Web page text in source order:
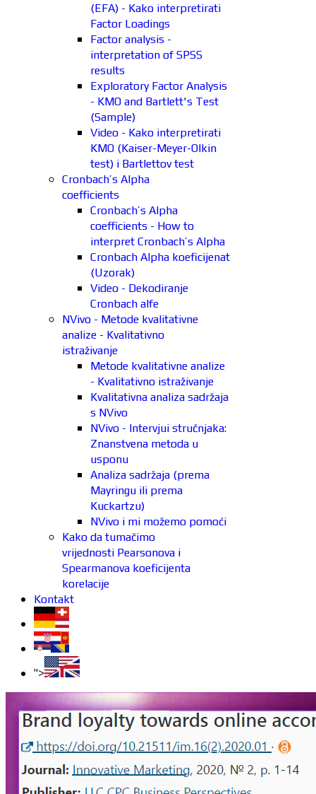
(EFA) - Kako interpretirati
Factor Loadings
Factor analysis -
interpretation of SPSS
results
Exploratory Factor Analysis
- KMO and Bartlett's Test
(Sample)
Video - Kako interpretirati
KMO (Kaiser-Meyer-Olkin
test) i Bartlettov test
Cronbach’s Alpha
coefficients
Cronbach’s Alpha
coefficients - How to
interpret Cronbach’s Alpha
Cronbach Alpha koeficijenat
(Uzorak)
Video - Dekodiranje
Cronbach alfe
NVivo - Metode kvalitativne
analize - Kvalitativno
istraživanje
Metode kvalitativne analize
- Kvalitativno istraživanje
Kvalitativna analiza sadržaja
s NVivo
NVivo - Intervjui stručnjaka:
Znanstvena metoda u
usponu
Analiza sadržaja (prema
Mayringu ili prema
Kuckartzu)
NVivo i mi možemo pomoći
Kako da tumačimo
vrijednosti Pearsonova i
Spearmanova koeficijenta
korelacije
Kontakt
">